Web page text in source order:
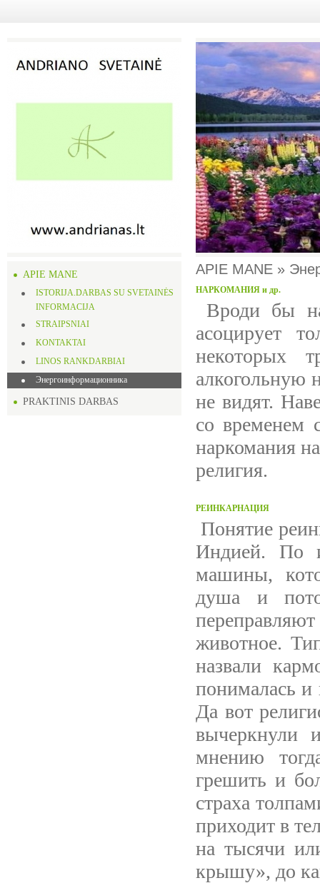
APIE MANE
ISTORIJA.DARBAS SU SVETAINĖS
INFORMACIJA
STRAIPSNIAI
KONTAKTAI
LINOS RANKDARBIAI
Энергоинформационника
PRAKTINIS DARBAS
APIE MANE »
НАРКОМАНИЯ и др.
Вроди бы
асоцирует
некоторых
алкогольную
не видят.
со временем
наркомания
религия.
РЕИНКАРНАЦИЯ
Понятие
Индией. По
машины,
душа и
животное.
назвали
понималась и
Да вот
вычеркнули
мнению
грешить и
страха
приходит в
на тысячи
крышу», до